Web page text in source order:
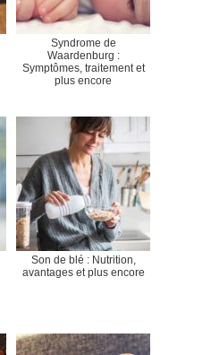
Syndrome de
Waardenburg :
Symptômes, traitement et
plus encore
Son de blé : Nutrition,
avantages et plus encore